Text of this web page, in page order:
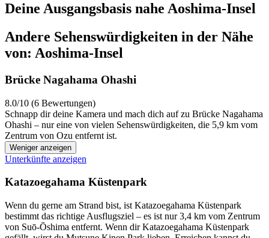
Deine Ausgangsbasis nahe Aoshima-Insel
Andere Sehenswürdigkeiten in der Nähe
von: Aoshima-Insel
Brücke Nagahama Ohashi
8.0/10 (6 Bewertungen)
Schnapp dir deine Kamera und mach dich auf zu Brücke Nagahama
Ohashi – nur eine von vielen Sehenswürdigkeiten, die 5,9 km vom
Zentrum von Ozu entfernt ist.
Weniger anzeigen
Unterkünfte anzeigen
Katazoegahama Küstenpark
Wenn du gerne am Strand bist, ist Katazoegahama Küstenpark
bestimmt das richtige Ausflugsziel – es ist nur 3,4 km vom Zentrum
von Suō-Ōshima entfernt. Wenn dir Katazoegahama Küstenpark